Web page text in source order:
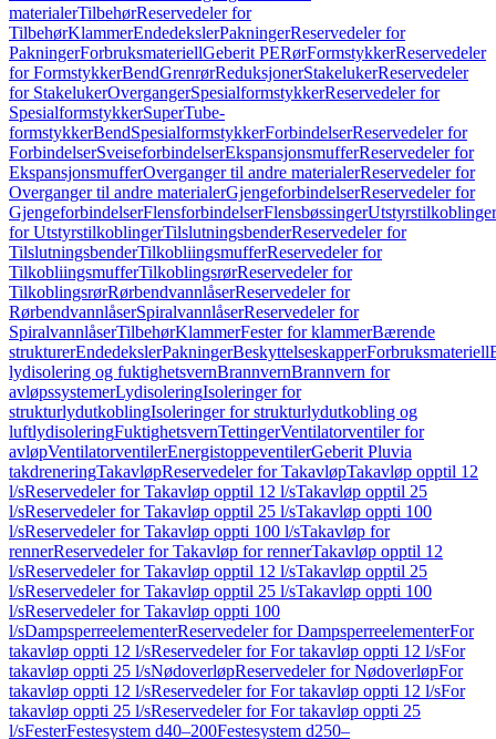
materialerTilbehørReservedeler for
TilbehørKlammerEndedekslerPakningerReservedeler for
PakningerForbruksmateriellGeberit PERørFormstykkerReservedeler
for FormstykkerBendGrenrørReduksjonerStakelukerReservedeler
for StakelukerOvergangerSpesialformstykkerReservedeler for
SpesialformstykkerSuperTube-
formstykkerBendSpesialformstykkerForbindelserReservedeler for
ForbindelserSveiseforbindelserEkspansjonsmufferReservedeler for
EkspansjonsmufferOverganger til andre materialerReservedeler for
Overganger til andre materialerGjengeforbindelserReservedeler for
GjengeforbindelserFlensforbindelserFlensbøssingerUtstyrstilkoblinger
for UtstyrstilkoblingerTilslutningsbenderReservedeler for
TilslutningsbenderTilkobliingsmufferReservedeler for
TilkobliingsmufferTilkoblingsrørReservedeler for
TilkoblingsrørRørbendvannlåserReservedeler for
RørbendvannlåserSpiralvannlåserReservedeler for
SpiralvannlåserTilbehørKlammerFester for klammerBærende
strukturerEndedekslerPakningerBeskyttelseskapperForbruksmateriell
lydisolering og fuktighetsvernBrannvernBrannvern for
avløpssystemerLydisoleringIsoleringer for
strukturlydutkoblingIsoleringer for strukturlydutkobling og
luftlydisoleringFuktighetsvernTettingerVentilatorventiler for
avløpVentilatorventilerEnergistoppeventilerGeberit Pluvia
takdreneringTakavløpReservedeler for TakavløpTakavløp opptil 12
l/sReservedeler for Takavløp opptil 12 l/sTakavløp opptil 25
l/sReservedeler for Takavløp opptil 25 l/sTakavløp oppti 100
l/sReservedeler for Takavløp oppti 100 l/sTakavløp for
rennerReservedeler for Takavløp for rennerTakavløp opptil 12
l/sReservedeler for Takavløp opptil 12 l/sTakavløp opptil 25
l/sReservedeler for Takavløp opptil 25 l/sTakavløp oppti 100
l/sReservedeler for Takavløp oppti 100
l/sDampsperreelementerReservedeler for DampsperreelementerFor
takavløp oppti 12 l/sReservedeler for For takavløp oppti 12 l/sFor
takavløp oppti 25 l/sNødoverløpReservedeler for NødoverløpFor
takavløp oppti 12 l/sReservedeler for For takavløp oppti 12 l/sFor
takavløp oppti 25 l/sReservedeler for For takavløp oppti 25
l/sFesterFestesystem d40–200Festesystem d250–